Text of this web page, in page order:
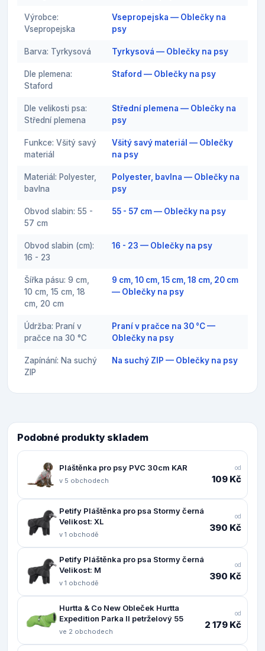
Výrobce:
Vsepropejska
Vsepropejska — Oblečky na
psy
Barva: Tyrkysová Tyrkysová — Oblečky na psy
Dle plemena:
Staford
Staford — Oblečky na psy
Dle velikosti psa:
Střední plemena
Střední plemena — Oblečky na
psy
Funkce: Všitý savý
materiál
Všitý savý materiál — Oblečky
na psy
Materiál: Polyester,
bavlna
Polyester, bavlna — Oblečky na
psy
Obvod slabin: 55 -
57 cm
55 - 57 cm — Oblečky na psy
Obvod slabin (cm):
16 - 23
16 - 23 — Oblečky na psy
Šířka pásu: 9 cm,
10 cm, 15 cm, 18
cm, 20 cm
9 cm, 10 cm, 15 cm, 18 cm, 20 cm
— Oblečky na psy
Údržba: Praní v
pračce na 30 °C
Praní v pračce na 30 °C —
Oblečky na psy
Zapínání: Na suchý
ZIP
Na suchý ZIP — Oblečky na psy
Podobné produkty skladem
Pláštěnka pro psy PVC 30cm KAR
v 5 obchodech
od
109 Kč
Petify Pláštěnka pro psa Stormy černá
Velikost: XL
v 1 obchodě
od
390 Kč
Petify Pláštěnka pro psa Stormy černá
Velikost: M
v 1 obchodě
od
390 Kč
Hurtta & Co New Obleček Hurtta
Expedition Parka II petrželový 55
ve 2 obchodech
od
2 179 Kč